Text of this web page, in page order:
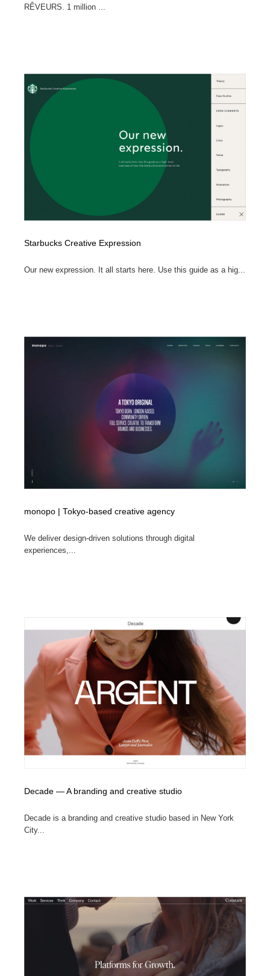
RÊVEURS. 1 million ...
Starbucks Creative Expression
Our new expression. It all starts here. Use this guide as a hig...
monopo | Tokyo-based creative agency
We deliver design-driven solutions through digital
experiences,...
Decade — A branding and creative studio
Decade is a branding and creative studio based in New York
City...